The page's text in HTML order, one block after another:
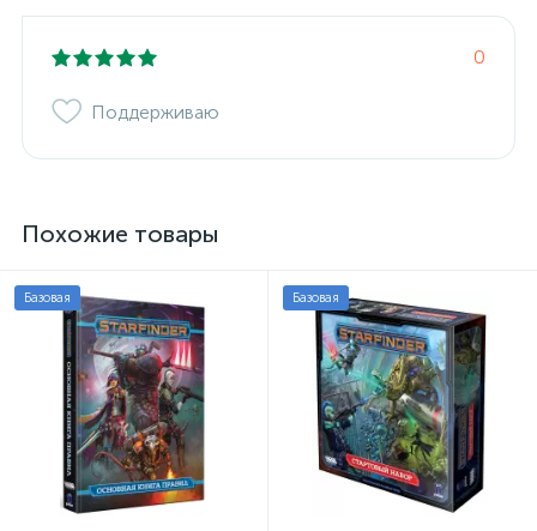
0
Поддерживаю
Похожие товары
Базовая Базовая